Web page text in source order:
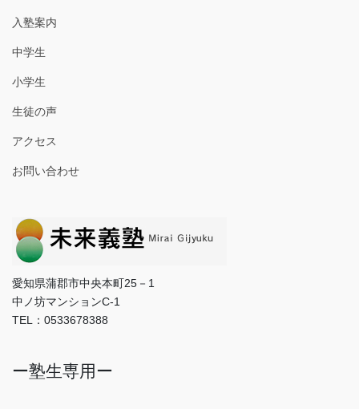
入塾案内
中学生
小学生
生徒の声
アクセス
お問い合わせ
愛知県蒲郡市中央本町25－1
中ノ坊マンションC-1
TEL：0533678388
ー塾生専用ー